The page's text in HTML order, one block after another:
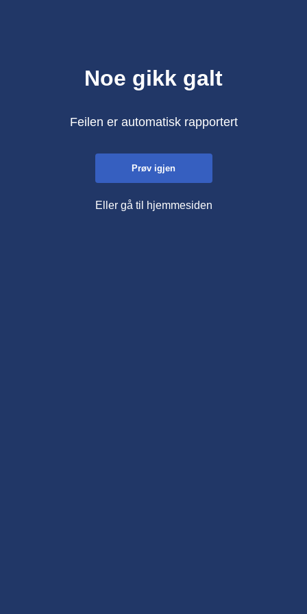
Noe gikk galt
Feilen er automatisk rapportert
Prøv igjen
Eller gå til hjemmesiden